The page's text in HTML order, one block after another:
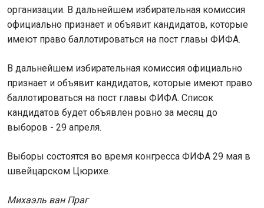
организации. В дальнейшем избирательная комиссия
официально признает и объявит кандидатов, которые
имеют право баллотироваться на пост главы ФИФА.
В дальнейшем избирательная комиссия официально
признает и объявит кандидатов, которые имеют право
баллотироваться на пост главы ФИФА. Список
кандидатов будет объявлен ровно за месяц до
выборов - 29 апреля.
Выборы состоятся во время конгресса ФИФА 29 мая в
швейцарском Цюрихе.
Михаэль ван Праг